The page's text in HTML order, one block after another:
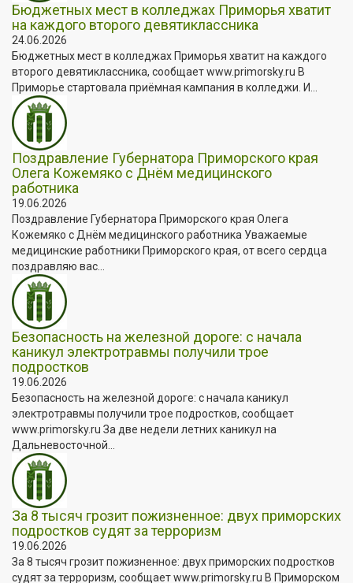
Бюджетных мест в колледжах Приморья хватит
на каждого второго девятиклассника
24.06.2026
Бюджетных мест в колледжах Приморья хватит на каждого
второго девятиклассника, сообщает www.primorsky.ru В
Приморье стартовала приёмная кампания в колледжи. И...
Поздравление Губернатора Приморского края
Олега Кожемяко с Днём медицинского
работника
19.06.2026
Поздравление Губернатора Приморского края Олега
Кожемяко с Днём медицинского работника Уважаемые
медицинские работники Приморского края, от всего сердца
поздравляю вас...
Безопасность на железной дороге: с начала
каникул электротравмы получили трое
подростков
19.06.2026
Безопасность на железной дороге: с начала каникул
электротравмы получили трое подростков, сообщает
www.primorsky.ru За две недели летних каникул на
Дальневосточной...
За 8 тысяч грозит пожизненное: двух приморских
подростков судят за терроризм
19.06.2026
За 8 тысяч грозит пожизненное: двух приморских подростков
судят за терроризм, сообщает www.primorsky.ru В Приморском